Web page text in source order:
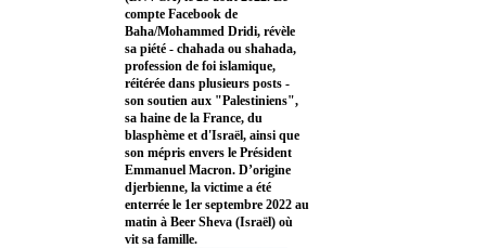
compte Facebook de
Baha/Mohammed Dridi, révèle
sa piété - chahada ou shahada,
profession de foi islamique,
réitérée dans plusieurs posts -
son soutien aux "Palestiniens",
sa haine de la France, du
blasphème et d'Israël, ainsi que
son mépris envers le Président
Emmanuel Macron. D’origine
djerbienne, la victime a été
enterrée le 1er septembre 2022 au
matin à Beer Sheva (Israël) où
vit sa famille.